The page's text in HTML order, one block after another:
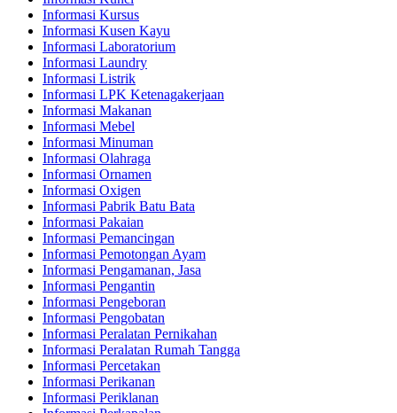
Informasi Kursus
Informasi Kusen Kayu
Informasi Laboratorium
Informasi Laundry
Informasi Listrik
Informasi LPK Ketenagakerjaan
Informasi Makanan
Informasi Mebel
Informasi Minuman
Informasi Olahraga
Informasi Ornamen
Informasi Oxigen
Informasi Pabrik Batu Bata
Informasi Pakaian
Informasi Pemancingan
Informasi Pemotongan Ayam
Informasi Pengamanan, Jasa
Informasi Pengantin
Informasi Pengeboran
Informasi Pengobatan
Informasi Peralatan Pernikahan
Informasi Peralatan Rumah Tangga
Informasi Percetakan
Informasi Perikanan
Informasi Periklanan